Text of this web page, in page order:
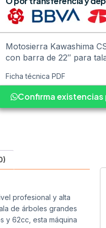
Motosierra Kawashima
con barra de 22″ para
Ficha técnica PDF
Confirma
profesional y alta
de árboles grandes
y 62cc, esta máquina